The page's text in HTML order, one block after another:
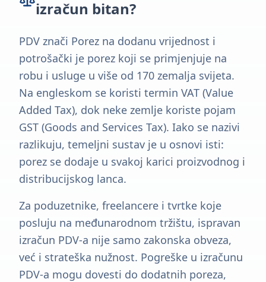
izračun bitan?
PDV znači Porez na dodanu vrijednost i
potrošački je porez koji se primjenjuje na
robu i usluge u više od 170 zemalja svijeta.
Na engleskom se koristi termin VAT (Value
Added Tax), dok neke zemlje koriste pojam
GST (Goods and Services Tax). Iako se nazivi
razlikuju, temeljni sustav je u osnovi isti:
porez se dodaje u svakoj karici proizvodnog i
distribucijskog lanca.
Za poduzetnike, freelancere i tvrtke koje
posluju na međunarodnom tržištu, ispravan
izračun PDV-a nije samo zakonska obveza,
već i strateška nužnost. Pogreške u izračunu
PDV-a mogu dovesti do dodatnih poreza,